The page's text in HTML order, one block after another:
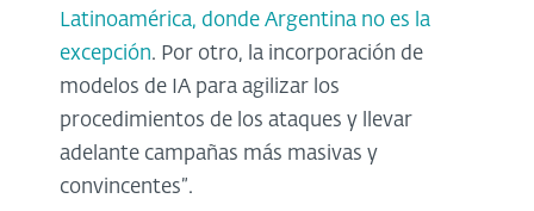
Latinoamérica, donde Argentina no es la
excepción. Por otro, la incorporación de
modelos de IA para agilizar los
procedimientos de los ataques y llevar
adelante campañas más masivas y
convincentes”.